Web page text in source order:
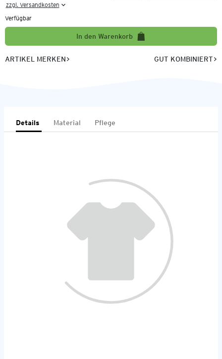
zzgl. Versandkosten
Verfügbar
In den Warenkorb
ARTIKEL MERKEN GUT KOMBINIERT
Details Material Pflege